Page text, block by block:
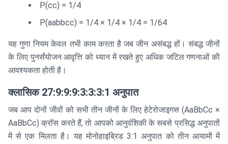
\times
P(C)
P(cc) = 1/4
P(aabbcc) = 1/4 × 1/4 × 1/4 = 1/64
यह गुणा नियम केवल तभी काम करता है जब जीन असंबद्ध हों। संबद्ध जीनों
के लिए पुनर्संयोजन आवृत्ति को ध्यान में रखते हुए अधिक जटिल गणनाओं की
आवश्यकता होती है।
क्लासिक 27:9:9:9:3:3:3:1 अनुपात
जब आप दोनों जीवों को सभी तीन जीनों के लिए हेटेरोजाइगस (AaBbCc ×
AaBbCc) क्रॉस करते हैं, तो आपको आनुवंशिकी के सबसे प्रसिद्ध अनुपातों
में से एक मिलता है। यह मोनोहाइब्रिड 3:1 अनुपात को तीन आयामों में